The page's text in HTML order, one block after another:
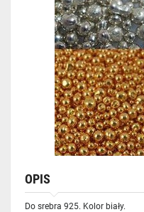
OPIS
Do srebra 925. Kolor biały.